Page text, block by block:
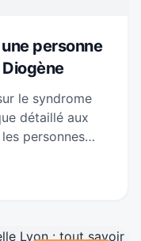
personne
le syndrome
détaillé aux
personnes